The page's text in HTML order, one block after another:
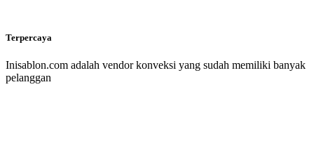
Terpercaya
Inisablon.com adalah vendor konveksi yang sudah memiliki banyak
pelanggan